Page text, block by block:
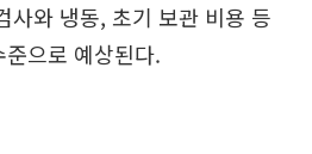
사와 냉동, 초기 보관 비용 등
으로 예상된다.